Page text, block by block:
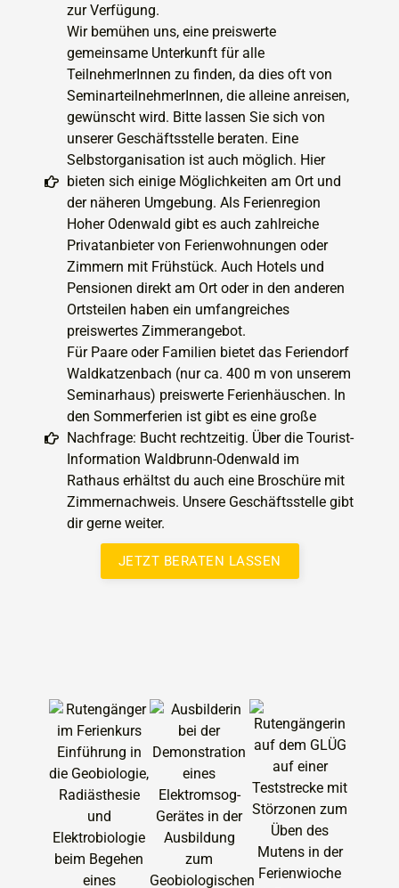
zur Verfügung.
Wir bemühen uns, eine preiswerte
gemeinsame Unterkunft für alle
TeilnehmerInnen zu finden, da dies oft von
SeminarteilnehmerInnen, die alleine anreisen,
gewünscht wird. Bitte lassen Sie sich von
unserer Geschäftsstelle beraten. Eine
Selbstorganisation ist auch möglich. Hier
bieten sich einige Möglichkeiten am Ort und
der näheren Umgebung. Als Ferienregion
Hoher Odenwald gibt es auch zahlreiche
Privatanbieter von Ferienwohnungen oder
Zimmern mit Frühstück. Auch Hotels und
Pensionen direkt am Ort oder in den anderen
Ortsteilen haben ein umfangreiches
preiswertes Zimmerangebot.
Für Paare oder Familien bietet das Feriendorf
Waldkatzenbach (nur ca. 400 m von unserem
Seminarhaus) preiswerte Ferienhäuschen. In
den Sommerferien ist gibt es eine große
Nachfrage: Bucht rechtzeitig. Über die Tourist-
Information Waldbrunn-Odenwald im
Rathaus erhältst du auch eine Broschüre mit
Zimmernachweis. Unsere Geschäftsstelle gibt
dir gerne weiter.
JETZT BERATEN LASSEN